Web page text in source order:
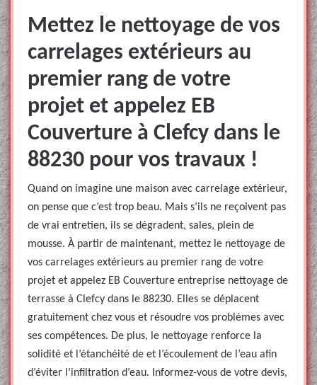
Mettez le nettoyage de vos
carrelages extérieurs au
premier rang de votre
projet et appelez EB
Couverture à Clefcy dans le
88230 pour vos travaux !
Quand on imagine une maison avec carrelage extérieur,
on pense que c’est trop beau. Mais s’ils ne reçoivent pas
de vrai entretien, ils se dégradent, sales, plein de
mousse. À partir de maintenant, mettez le nettoyage de
vos carrelages extérieurs au premier rang de votre
projet et appelez EB Couverture entreprise nettoyage de
terrasse à Clefcy dans le 88230. Elles se déplacent
gratuitement chez vous et résoudre vos problèmes avec
ses compétences. De plus, le nettoyage renforce la
solidité et l’étanchéité de et l’écoulement de l’eau afin
d’éviter l’infiltration d’eau. Informez-vous de votre devis,